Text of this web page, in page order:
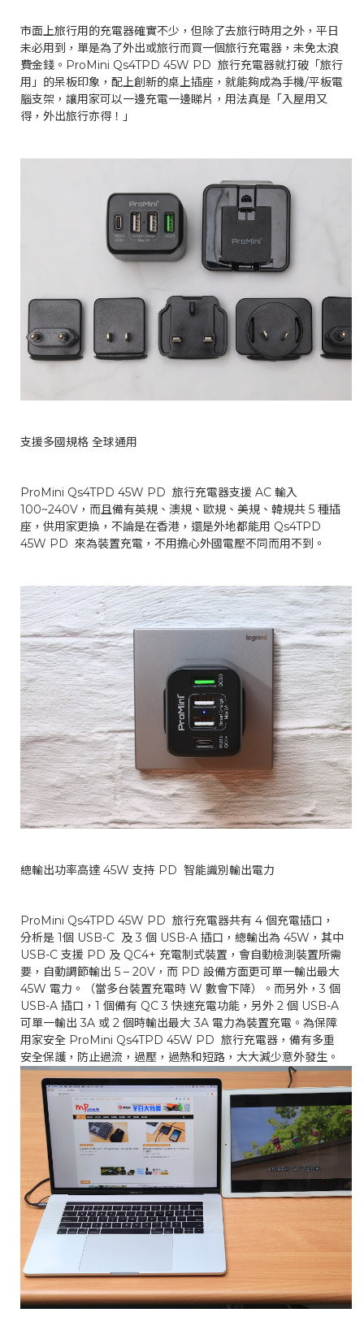
市面上旅行用的充電器確實不少，但除了去旅行時用之外，平日
未必用到，單是為了外出或旅行而買一個旅行充電器，未免太浪
費金錢。ProMini Qs4TPD 45W PD 旅行充電器就打破「旅行
用」的呆板印象，配上創新的桌上插座，就能夠成為手機/平板電
腦支架，讓用家可以一邊充電一邊睇片，用法真是「入屋用又
得，外出旅行亦得！」
支援多國規格 全球通用
ProMini Qs4TPD 45W PD 旅行充電器支援 AC 輸入
100~240V，而且備有英規、澳規、歐規、美規、韓規共 5 種插
座，供用家更換，不論是在香港，還是外地都能用 Qs4TPD
45W PD 來為裝置充電，不用擔心外國電壓不同而用不到。
總輸出功率高達 45W 支持 PD 智能識別輸出電力
ProMini Qs4TPD 45W PD 旅行充電器共有 4 個充電插口，
分析是 1個 USB-C 及 3 個 USB-A 插口，總輸出為 45W，其中
USB-C 支援 PD 及 QC4+ 充電制式裝置，會自動檢測裝置所需
要，自動調節輸出 5 – 20V，而 PD 設備方面更可單一輸出最大
45W 電力。（當多台裝置充電時 W 數會下降）。而另外，3 個
USB-A 插口，1 個備有 QC 3 快速充電功能，另外 2 個 USB-A
可單一輸出 3A 或 2 個時輸出最大 3A 電力為裝置充電。為保障
用家安全 ProMini Qs4TPD 45W PD 旅行充電器，備有多重
安全保護，防止過流，過壓，過熱和短路，大大減少意外發生。